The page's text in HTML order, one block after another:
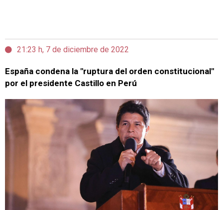
21:23 h, 7 de diciembre de 2022
España condena la "ruptura del orden constitucional"
por el presidente Castillo en Perú